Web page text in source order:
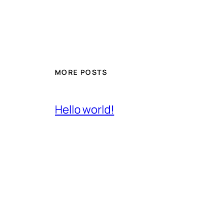
MORE POSTS
Hello world!